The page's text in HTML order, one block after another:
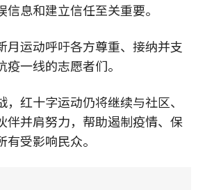
息和建立信任至关重要。
月运动呼吁各方尊重、接纳并支
一线的志愿者们。
红十字运动仍将继续与社区、
伴并肩努力，帮助遏制疫情、保
受影响民众。